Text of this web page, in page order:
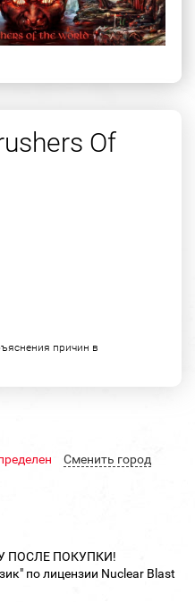
Of
причин в
Cменить город
ПОСЛЕ ПОКУПКИ!
по лицензии Nuclear Blast